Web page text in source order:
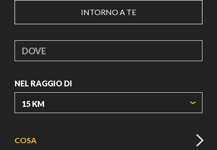
INTORNO A TE
DOVE
NEL RAGGIO DI
COSA